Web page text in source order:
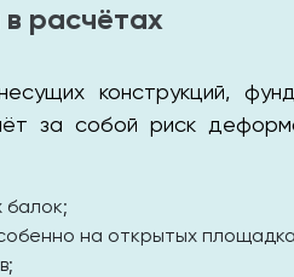
в расчётах
конструкций,
за собой риск
балок;
на открытых